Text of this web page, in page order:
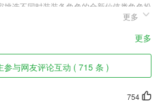
选不同时装装备角色的全新仙侠类角色扮
，可以为角色带来更多与众不同的形象。宏
酷炫的技能特效带来最恢弘的动态视觉效
验。
艰难的，这样不同朋友都能得到更好的了
更多
更多
参与网友评论互动 ( 715 条 )
754